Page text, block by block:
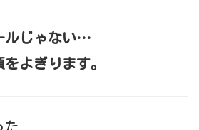
ルじゃない…
よぎります。
た